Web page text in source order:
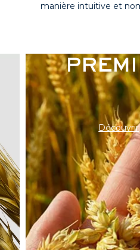
manière intuitive et
Découvrir